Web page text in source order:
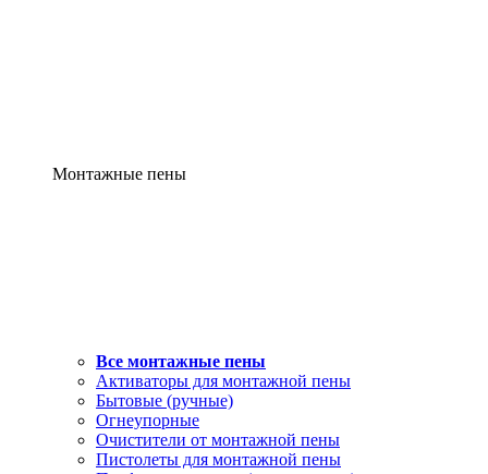
Монтажные пены
Все монтажные пены
Активаторы для монтажной пены
Бытовые (ручные)
Огнеупорные
Очистители от монтажной пены
Пистолеты для монтажной пены